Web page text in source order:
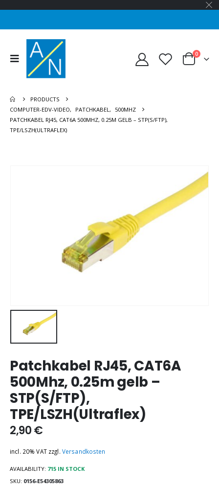
0
PRODUCTS
COMPUTER-EDV-VIDEO, PATCHKABEL,
500MHZ
PATCHKABEL RJ45, CAT6A 500MHZ, 0.25M GELB – STP(S/FTP),
TPE/LSZH(ULTRAFLEX)
Patchkabel RJ45, CAT6A
500Mhz, 0.25m gelb –
STP(S/FTP),
TPE/LSZH(Ultraflex)
2,90€
incl. 20% VAT zzgl. Versandkosten
AVAILABILITY: 715 IN STOCK
SKU: 0156-E54305863